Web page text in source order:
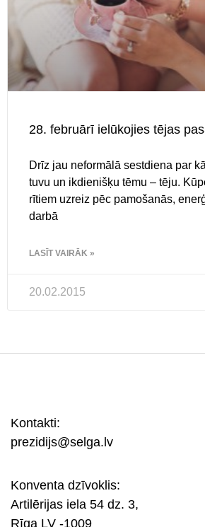
28. februārī ielūkojies tējas
Drīz jau neformālā sestdiena par
tuvu un ikdienišķu tēmu – tēju.
rītiem uzreiz pēc pamošanās,
darbā
LASĪT VAIRĀK »
20.02.2015
Kontakti:
prezidijs@selga.lv
Konventa dzīvoklis:
Artilērijas iela 54 dz. 3,
Rīga LV -1009